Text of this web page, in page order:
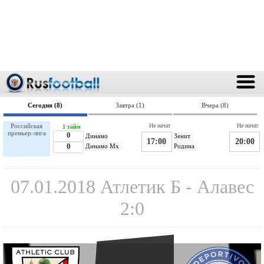
Сегодня (8) Завтра (1) Вчера (8)
Российская
премьер-лига
Динамо
0
0
Динамо Мх
1 тайм
Зенит
17:00 Родина
Не начат
20:00
Не начат
07.01.2018 Атлетик Б - Алавес
2:0